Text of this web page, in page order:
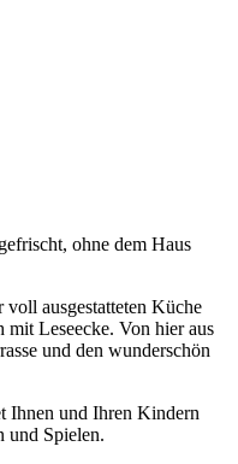
ohne dem Haus
voll ausgestatteten Küche
mit Leseecke. Von hier aus
und den wunderschön
Ihnen und Ihren Kindern
und Spielen.